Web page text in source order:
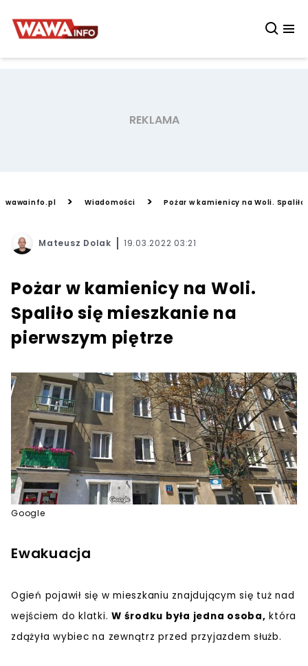
wawainfo.pl > Wiadomości > Pożar w kamienicy na Woli.
Mateusz Dolak 19.03.2022 03:21
Pożar w kamienicy na Woli.
Spaliło się mieszkanie na
pierwszym piętrze
Google
Ewakuacja
Ogień pojawił się w mieszkaniu znajdującym się tuż nad
wejściem do klatki. W środku była jedna osoba, która
zdążyła wybiec na zewnątrz przed przyjazdem służb.